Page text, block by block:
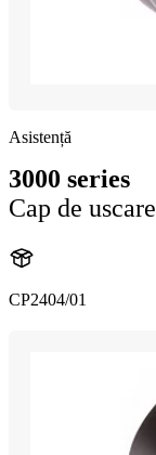
Asistență
3000 series
Cap de uscare
CP2404/01